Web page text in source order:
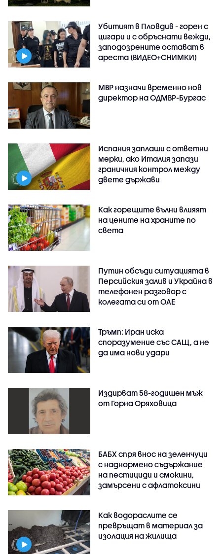
Убитият в Пловдив - горен с
цигари и с обръснати вежди,
заподозрените остават в
ареста (ВИДЕО+СНИМКИ)
МВР назначи временно нов
директор на ОДМВР-Бургас
Испания заплаши с ответни
мерки, ако Италия запази
граничния контрол между
двете държави
Как горещите вълни влияят
на цените на храните по
света
Путин обсъди ситуацията в
Персийския залив и Украйна в
телефонен разговор с
колегата си от ОАЕ
Тръмп: Иран иска
споразумение със САЩ, а не
да има нови удари
Издирват 58-годишен мъж
от Горна Оряховица
БАБХ спря внос на зеленчуци
с наднормено съдържание
на пестициди и смокини,
замърсени с афлатоксини
Как водораслите се
превръщат в материал за
изолация на жилища